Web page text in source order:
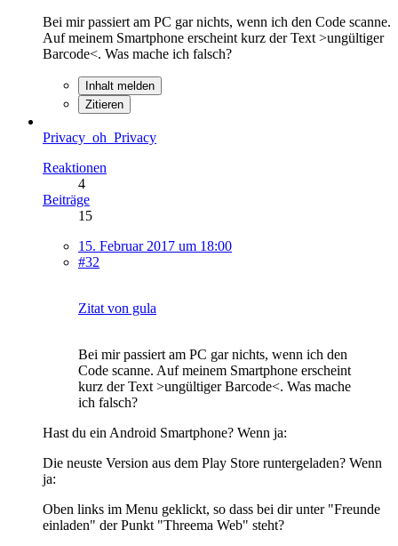
Bei mir passiert am PC gar nichts, wenn ich den Code scanne.
Auf meinem Smartphone erscheint kurz der Text >ungültiger
Barcode<. Was mache ich falsch?
Inhalt melden
Zitieren
Privacy_oh_Privacy
Reaktionen
4
Beiträge
15
15. Februar 2017 um 18:00
#32
Zitat von gula
Bei mir passiert am PC gar nichts, wenn ich den
Code scanne. Auf meinem Smartphone erscheint
kurz der Text >ungültiger Barcode<. Was mache
ich falsch?
Hast du ein Android Smartphone? Wenn ja:
Die neuste Version aus dem Play Store runtergeladen? Wenn
ja:
Oben links im Menu geklickt, so dass bei dir unter "Freunde
einladen" der Punkt "Threema Web" steht?